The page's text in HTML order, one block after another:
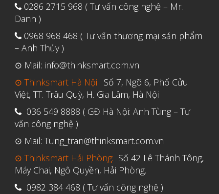
0286 2715 968 ( Tư vấn công nghệ – Mr.
Danh )
0968 968 468 ( Tư vấn thương mại sản phẩm
– Anh Thủy )
⊙ Mail: info@thinksmart.com.vn
⊙ Thinksmart Hà Nội: Số 7, Ngõ 6, Phố Cửu
Việt, TT. Trâu Quỳ, H. Gia Lâm, Hà Nội
036 549 8888 ( GĐ Hà Nội: Anh Tùng – Tư
vấn công nghệ )
⊙ Mail: Tung_tran@thinksmart.com.vn
⊙ Thinksmart Hải Phòng: Số 42 Lê Thánh Tông,
Máy Chai, Ngô Quyền, Hải Phòng.
0982 384 468 ( Tư vấn công nghệ )